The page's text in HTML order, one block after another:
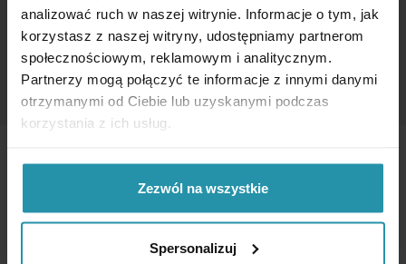
analizować ruch w naszej witrynie. Informacje o tym, jak
korzystasz z naszej witryny, udostępniamy partnerom
społecznościowym, reklamowym i analitycznym.
Partnerzy mogą połączyć te informacje z innymi danymi
otrzymanymi od Ciebie lub uzyskanymi podczas
korzystania z ich usług.
Zezwól na wszystkie
Spersonalizuj